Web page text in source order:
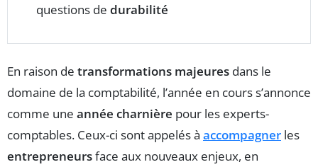
questions de durabilité
En raison de transformations majeures dans le
domaine de la comptabilité, l’année en cours s’annonce
comme une année charnière pour les experts-
comptables. Ceux-ci sont appelés à accompagner les
entrepreneursface aux nouveaux enjeux, en